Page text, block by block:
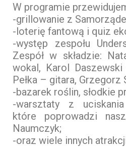
W programie
-grillowanie z
-loterię fantową i quiz
-występ zespołu
Zespół w składzie:
wokal, Karol
Pełka – gitara, Grzegorz
-bazarek roślin, słodkie
-warsztaty z
które poprowadzi
Naumczyk;
-oraz wiele innych